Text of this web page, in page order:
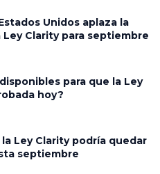
Unidos aplaza la
Clarity para septiembre
para que la Ley
hoy?
Ley Clarity podría quedar
septiembre